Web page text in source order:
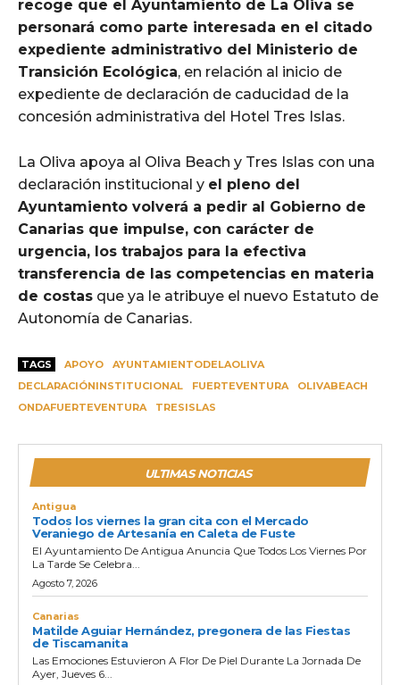
recoge que el Ayuntamiento de La Oliva se
personará como parte interesada en el citado
expediente administrativo del Ministerio de
Transición Ecológica, en relación al inicio de
expediente de declaración de caducidad de la
concesión administrativa del Hotel Tres Islas.
La Oliva apoya al Oliva Beach y Tres Islas con una
declaración institucional y el pleno del
Ayuntamiento volverá a pedir al Gobierno de
Canarias que impulse, con carácter de
urgencia, los trabajos para la efectiva
transferencia de las competencias en materia
de costas que ya le atribuye el nuevo Estatuto de
Autonomía de Canarias.
TAGS APOYO
AYUNTAMIENTODELAOLIVA
DECLARACIÓNINSTITUCIONAL
FUERTEVENTURA
OLIVABEACH
ONDAFUERTEVENTURA
TRESISLAS
ULTIMAS NOTICIAS
Antigua
Todos los viernes la gran cita con el Mercado
Veraniego de Artesanía en Caleta de Fuste
El Ayuntamiento De Antigua Anuncia Que Todos Los Viernes Por
La Tarde Se Celebra...
Agosto 7, 2026
Canarias
Matilde Aguiar Hernández, pregonera de las Fiestas
de Tiscamanita
Las Emociones Estuvieron A Flor De Piel Durante La Jornada De
Ayer, Jueves 6...